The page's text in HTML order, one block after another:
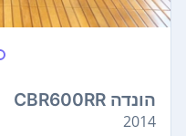
הונדה CBR600RR
2014